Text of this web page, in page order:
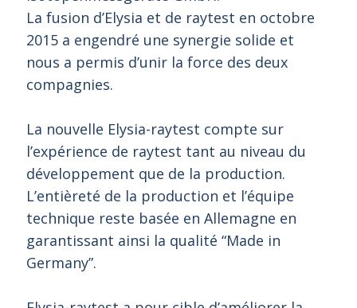
La fusion d’Elysia et de raytest en octobre
2015 a engendré une synergie solide et
nous a permis d’unir la force des deux
compagnies.
La nouvelle Elysia-raytest compte sur
l’expérience de raytest tant au niveau du
développement que de la production.
L’entièreté de la production et l’équipe
technique reste basée en Allemagne en
garantissant ainsi la qualité “Made in
Germany”.